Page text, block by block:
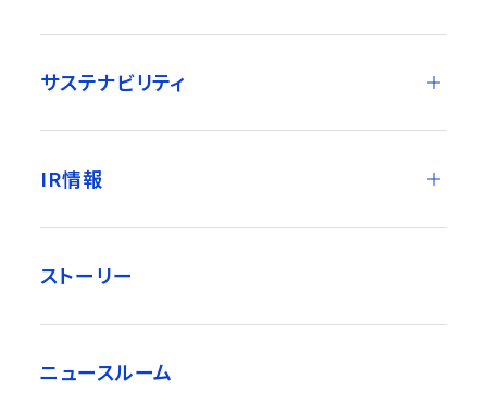
サステナビリティ
IR情報
ストーリー
ニュースルーム